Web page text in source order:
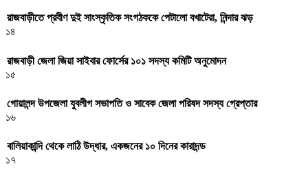
রাজবাড়ীতে প্রবীণ দুই সাংস্কৃতিক সংগঠককে পেটালো বখাটেরা, নিন্দার ঝড়
১৪
রাজবাড়ী জেলা জিয়া সাইবার ফোর্সের ১০১ সদস্য কমিটি অনুমোদন
১৫
গোয়ালন্দ উপজেলা যুবলীগ সভাপতি ও সাবেক জেলা পরিষদ সদস্য গ্রেপ্তার
১৬
বালিয়াকান্দি থেকে লাঠি উদ্ধার, একজনের ১০ দিনের কারাদন্ড
১৭